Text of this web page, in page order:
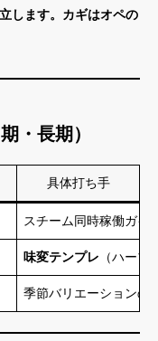
します。カギはオペの
・長期）
具体打ち手
スチーム同時稼働ガイ
味変テンプレ （ハー
季節バリエーションの